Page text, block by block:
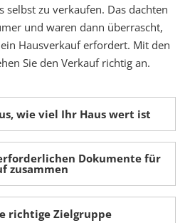
selbst zu verkaufen. Das dachten
und waren dann überrascht,
Hausverkauf erfordert. Mit den
Sie den Verkauf richtig an.
wie viel Ihr Haus wert ist
Dokumente für
zusammen
richtige Zielgruppe